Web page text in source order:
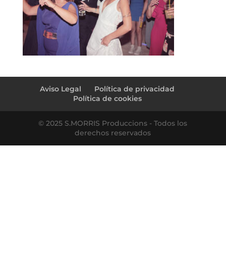
Aviso Legal
Política de privacidad
Política de cookies
© 2025 S.MORRIS Produccions - Todos los
derechos reservados